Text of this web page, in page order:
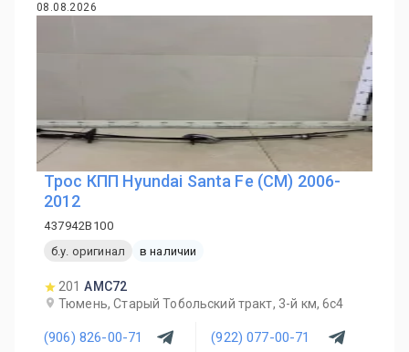
08.08.2026
Трос КПП Hyundai Santa Fe (CM) 2006-
2012
437942B100
б.у. оригинал
в наличии
201 AMC72
Тюмень, Старый Тобольский тракт, 3-й км, 6с4
(906) 826-00-71 (922) 077-00-71